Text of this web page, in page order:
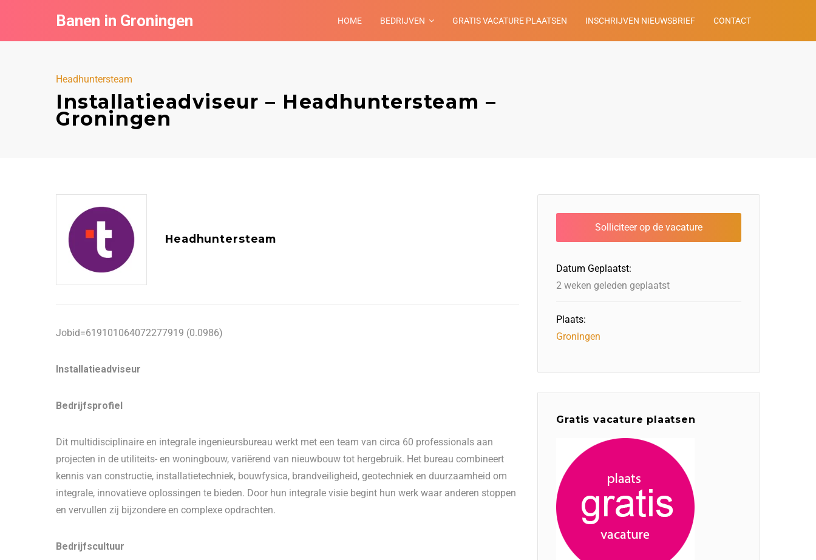
Banen in Groningen HOME BEDRIJVEN GRATIS VACATURE PLAATSEN INSCHRIJVEN NIEUWSBRIEF CONTACT
Headhuntersteam
Installatieadviseur – Headhuntersteam –
Groningen
Headhuntersteam
Jobid=619101064072277919 (0.0986)
Installatieadviseur
Bedrijfsprofiel
Dit multidisciplinaire en integrale ingenieursbureau werkt met een team van circa 60 professionals aan
projecten in de utiliteits- en woningbouw, variërend van nieuwbouw tot hergebruik. Het bureau combineert
kennis van constructie, installatietechniek, bouwfysica, brandveiligheid, geotechniek en duurzaamheid om
integrale, innovatieve oplossingen te bieden. Door hun integrale visie begint hun werk waar anderen stoppen
en vervullen zij bijzondere en complexe opdrachten.
Bedrijfscultuur
Datum Geplaatst:
2 weken geleden geplaatst
Plaats:
Groningen
Gratis vacature plaatsen